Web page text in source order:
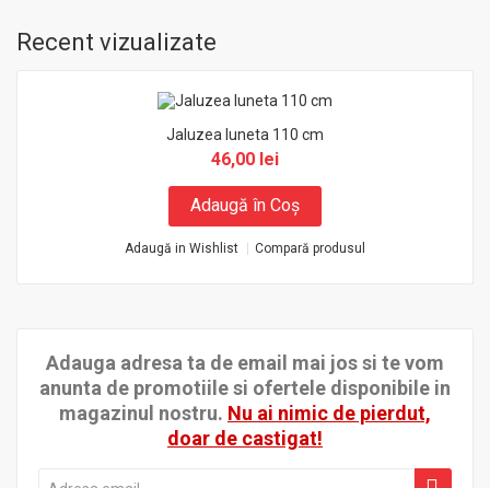
Recent vizualizate
Jaluzea luneta 110 cm
46,00 lei
Adaugă în Coş
Adaugă in Wishlist Compară produsul
Adauga adresa ta de email mai jos si te vom
anunta de promotiile si ofertele disponibile in
magazinul nostru. Nu ai nimic de pierdut,
doar de castigat!